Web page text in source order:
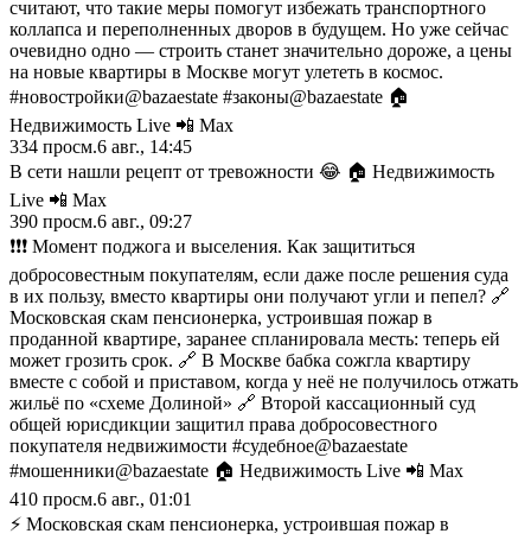
считают, что такие меры помогут избежать транспортного
коллапса и переполненных дворов в будущем. Но уже сейчас
очевидно одно — строить станет значительно дороже, а цены
на новые квартиры в Москве могут улететь в космос.
#новостройки@bazaestate #законы@bazaestate 🏠
Недвижимость Live 📲 Max
334 просм.6 авг., 14:45
В сети нашли рецепт от тревожности 😂 🏠 Недвижимость
Live 📲 Max
390 просм.6 авг., 09:27
❗️❗️❗️ Момент поджога и выселения. Как защититься
добросовестным покупателям, если даже после решения суда
в их пользу, вместо квартиры они получают угли и пепел? 🔗
Московская скам пенсионерка, устроившая пожар в
проданной квартире, заранее спланировала месть: теперь ей
может грозить срок. 🔗 В Москве бабка сожгла квартиру
вместе с собой и приставом, когда у неё не получилось отжать
жильё по «схеме Долиной» 🔗 Второй кассационный суд
общей юрисдикции защитил права добросовестного
покупателя недвижимости #судебное@bazaestate
#мошенники@bazaestate 🏠 Недвижимость Live 📲 Max
410 просм.6 авг., 01:01
⚡️ Московская скам пенсионерка, устроившая пожар в